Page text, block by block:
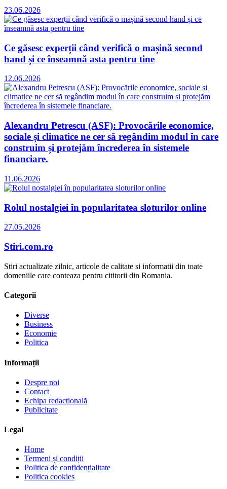
23.06.2026
Ce găsesc experții când verifică o mașină second
hand și ce înseamnă asta pentru tine
12.06.2026
Alexandru Petrescu (ASF): Provocările economice,
sociale și climatice ne cer să regândim modul în care
construim și protejăm încrederea în sistemele
financiare.
11.06.2026
Rolul nostalgiei în popularitatea sloturilor online
27.05.2026
Stiri.com.ro
Stiri actualizate zilnic, articole de calitate si informatii din toate
domeniile care conteaza pentru cititorii din Romania.
Categorii
Diverse
Business
Economie
Politica
Informații
Despre noi
Contact
Echipa redacțională
Publicitate
Legal
Home
Termeni și condiții
Politica de confidențialitate
Politica cookies